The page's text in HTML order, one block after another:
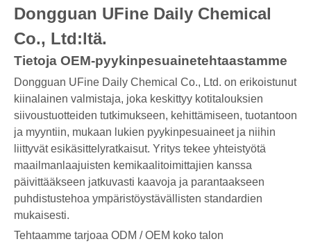
Dongguan UFine Daily Chemical
Co., Ltd:ltä.
Tietoja OEM-pyykinpesuainetehtaastamme
Dongguan UFine Daily Chemical Co., Ltd. on erikoistunut
kiinalainen valmistaja, joka keskittyy kotitalouksien
siivoustuotteiden tutkimukseen, kehittämiseen, tuotantoon
ja myyntiin, mukaan lukien pyykinpesuaineet ja niihin
liittyvät esikäsittelyratkaisut. Yritys tekee yhteistyötä
maailmanlaajuisten kemikaalitoimittajien kanssa
päivittääkseen jatkuvasti kaavoja ja parantaakseen
puhdistustehoa ympäristöystävällisten standardien
mukaisesti.
Tehtaamme tarjoaa ODM / OEM koko talon